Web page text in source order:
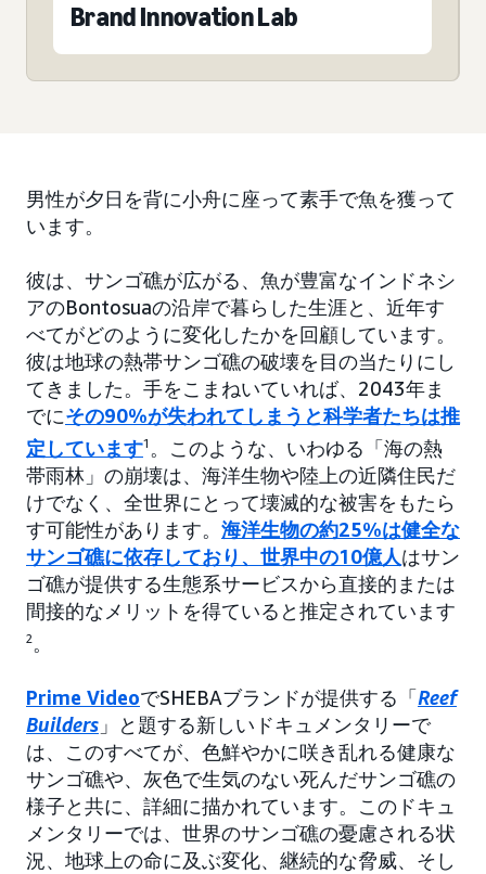
Brand Innovation Lab
男性が夕日を背に小舟に座って素手で魚を獲って
います。
彼は、サンゴ礁が広がる、魚が豊富なインドネシ
アのBontosuaの沿岸で暮らした生涯と、近年す
べてがどのように変化したかを回顧しています。
彼は地球の熱帯サンゴ礁の破壊を目の当たりにし
てきました。手をこまねいていれば、2043年ま
でにその90%が失われてしまうと科学者たちは推
定しています1 。このような、いわゆる「海の熱
帯雨林」の崩壊は、海洋生物や陸上の近隣住民だ
けでなく、全世界にとって壊滅的な被害をもたら
す可能性があります。 海洋生物の約25%は健全な
サンゴ礁に依存しており、世界中の10億人はサン
ゴ礁が提供する生態系サービスから直接的または
間接的なメリットを得ていると推定されています
2 。
Prime VideoでSHEBAブランドが提供する「Reef
Builders 」と題する新しいドキュメンタリーで
は、このすべてが、色鮮やかに咲き乱れる健康な
サンゴ礁や、灰色で生気のない死んだサンゴ礁の
様子と共に、詳細に描かれています。このドキュ
メンタリーでは、世界のサンゴ礁の憂慮される状
況、地球上の命に及ぶ変化、継続的な脅威、そし